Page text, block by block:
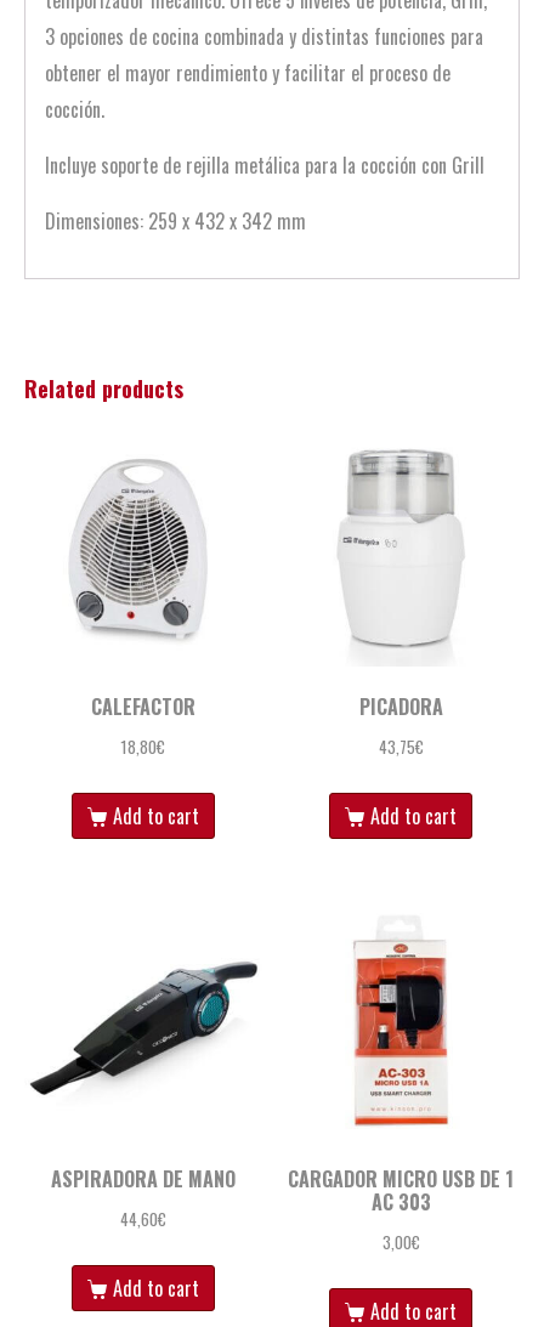
3 opciones de cocina combinada y distintas funciones para
obtener el mayor rendimiento y facilitar el proceso de
cocción.
Incluye soporte de rejilla metálica para la cocción con Grill
Dimensiones: 259 x 432 x 342 mm
Related products
CALEFACTOR
18,80€
Add to cart
PICADORA
43,75€
Add to cart
ASPIRADORA DE MANO
44,60€
Add to cart
CARGADOR MICRO USB DE 1
AC 303
3,00€
Add to cart